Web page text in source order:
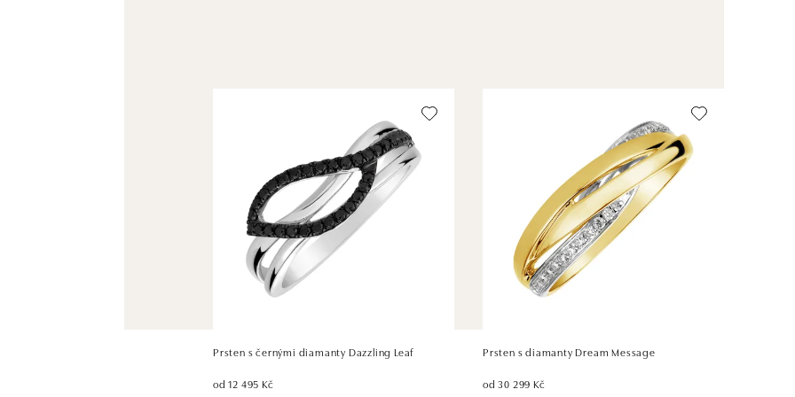
Prsten s černými diamanty Dazzling Leaf
od 12 495 Kč
Prsten s diamanty Dream Message
od 30 299 Kč